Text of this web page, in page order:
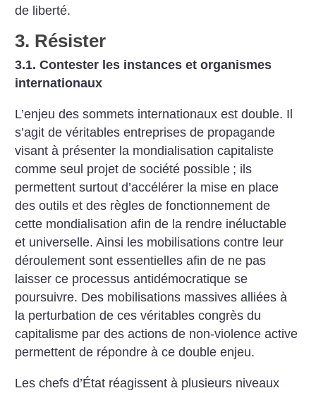
de liberté.
3. Résister
3.1. Contester les instances et organismes
internationaux
L’enjeu des sommets internationaux est double. Il
s’agit de véritables entreprises de propagande
visant à présenter la mondialisation capitaliste
comme seul projet de société possible ; ils
permettent surtout d’accélérer la mise en place
des outils et des règles de fonctionnement de
cette mondialisation afin de la rendre inéluctable
et universelle.Ainsi les mobilisations contre leur
déroulement sont essentielles afin de ne pas
laisser ce processus antidémocratique se
poursuivre. Des mobilisations massives alliées à
la perturbation de ces véritables congrès du
capitalisme par des actions de non-violence active
permettent de répondre à ce double enjeu.
Les chefs d’État réagissent à plusieurs niveaux